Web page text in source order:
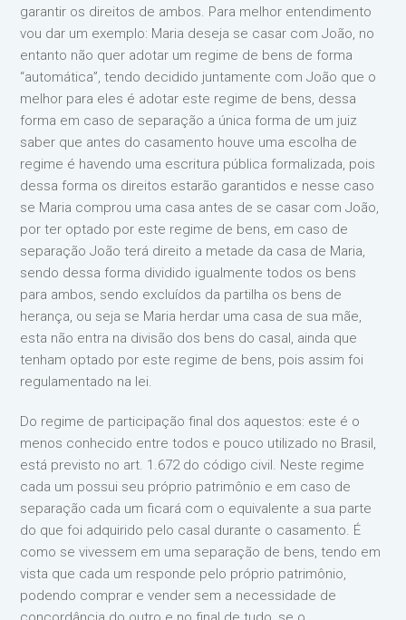
garantir os direitos de ambos. Para melhor entendimento
vou dar um exemplo: Maria deseja se casar com João, no
entanto não quer adotar um regime de bens de forma
“automática”, tendo decidido juntamente com João que o
melhor para eles é adotar este regime de bens, dessa
forma em caso de separação a única forma de um juiz
saber que antes do casamento houve uma escolha de
regime é havendo uma escritura pública formalizada, pois
dessa forma os direitos estarão garantidos e nesse caso
se Maria comprou uma casa antes de se casar com João,
por ter optado por este regime de bens, em caso de
separação João terá direito a metade da casa de Maria,
sendo dessa forma dividido igualmente todos os bens
para ambos, sendo excluídos da partilha os bens de
herança, ou seja se Maria herdar uma casa de sua mãe,
esta não entra na divisão dos bens do casal, ainda que
tenham optado por este regime de bens, pois assim foi
regulamentado na lei.
Do regime de participação final dos aquestos: este é o
menos conhecido entre todos e pouco utilizado no Brasil,
está previsto no art. 1.672 do código civil. Neste regime
cada um possui seu próprio patrimônio e em caso de
separação cada um ficará com o equivalente a sua parte
do que foi adquirido pelo casal durante o casamento. É
como se vivessem em uma separação de bens, tendo em
vista que cada um responde pelo próprio patrimônio,
podendo comprar e vender sem a necessidade de